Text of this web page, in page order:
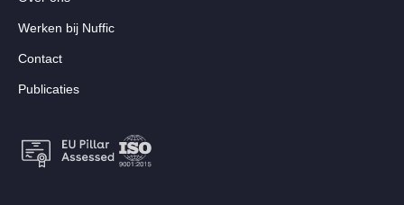
Werken bij Nuffic
Contact
Publicaties